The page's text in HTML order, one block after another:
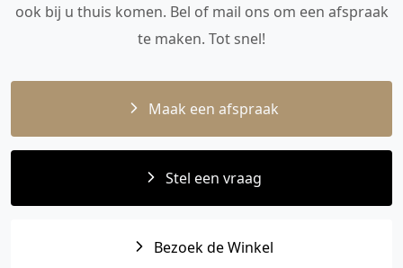
ook bij u thuis komen. Bel of mail ons om een afspraak
te maken. Tot snel!
Maak een afspraak
Stel een vraag
Bezoek de Winkel